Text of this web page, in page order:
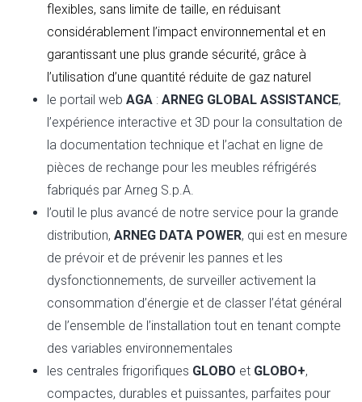
flexibles, sans limite de taille, en réduisant
considérablement l’impact environnemental et en
garantissant une plus grande sécurité, grâce à
l’utilisation d’une quantité réduite de gaz naturel
le portail web AGA : ARNEG GLOBAL ASSISTANCE,
l’expérience interactive et 3D pour la consultation de
la documentation technique et l’achat en ligne de
pièces de rechange pour les meubles réfrigérés
fabriqués par Arneg S.p.A.
l’outil le plus avancé de notre service pour la grande
distribution, ARNEG DATA POWER, qui est en mesure
de prévoir et de prévenir les pannes et les
dysfonctionnements, de surveiller activement la
consommation d’énergie et de classer l’état général
de l’ensemble de l’installation tout en tenant compte
des variables environnementales
les centrales frigorifiques GLOBO et GLOBO+,
compactes, durables et puissantes, parfaites pour